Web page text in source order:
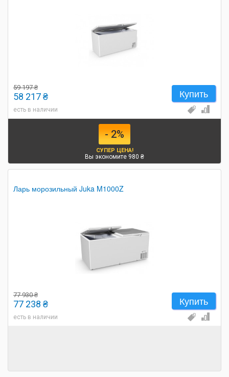
Купить
59 197 ₴
58 217 ₴
есть в наличии
- 2%
СУПЕР ЦЕНА!
Вы экономите 980 ₴
Ларь морозильный Juka M1000Z
Купить
77 930 ₴
77 238 ₴
есть в наличии